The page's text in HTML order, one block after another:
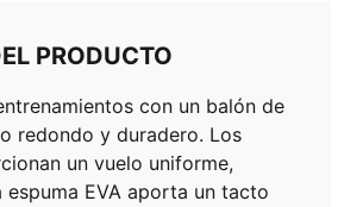
PRODUCTO
con un balón de
redondo y duradero. Los
un vuelo uniforme,
espuma EVA aporta un tacto